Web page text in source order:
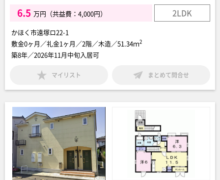
6.5 万円（共益費：4,000円） 2LDK
かほく市遠塚ロ22-1
敷金0ヶ月／礼金1ヶ月／2階／木造／51.34ｍ2
築8年／2026年11月中旬入居可
マイリスト まとめて問合せ